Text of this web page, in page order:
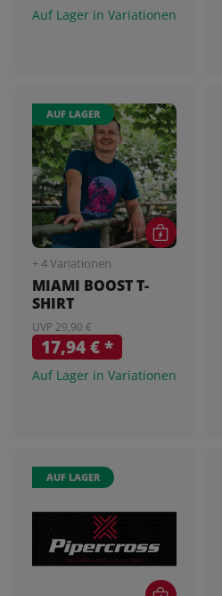
Auf Lager in Variationen
AUF LAGER
+ 4 Variationen
MIAMI BOOST T-
SHIRT
UVP 29,90 €
17,94 €*
Auf Lager in Variationen
AUF LAGER